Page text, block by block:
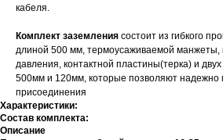
кабеля.
Комплект заземления состоит из гибкого
длиной 500 мм, термоусаживаемой манжеты,
давления, контактной пластины(терка) и
500мм и 120мм, которые позволяют надежно
присоединения
Характеристики:
Состав комплекта:
Описание